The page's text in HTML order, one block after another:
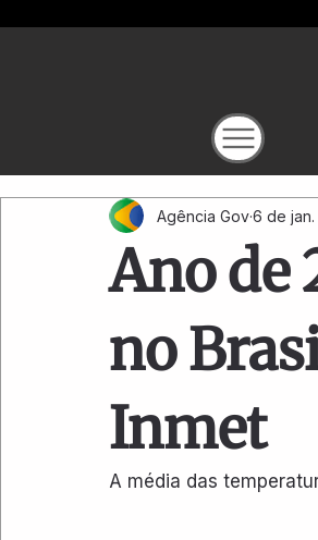
Ano de
no
Inmet
Agência Gov6 de
A média das